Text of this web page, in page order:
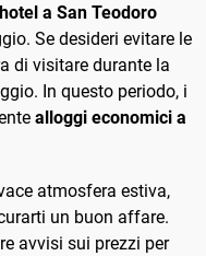
a San Teodoro
Se desideri evitare le
di visitare durante la
In questo periodo, i
alloggi economici a
atmosfera estiva,
un buon affare.
avvisi sui prezzi per